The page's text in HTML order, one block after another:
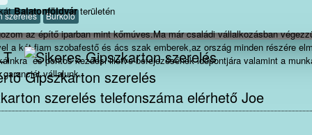
szerelés Burkoló
az építő iparban mint kőmúves.Ma már családi vállalkozásban
a két fiam szobafestő és ács szak emberek,az ország minden részére
és pontos kezdési illetve befejezésének időpontjára valamint a
garanciát vállalunk.
Balatonföldvárterületén
Joe